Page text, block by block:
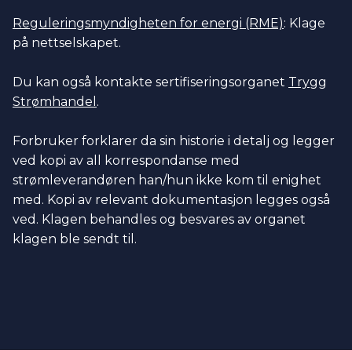
Reguleringsmyndigheten for energi (RME): Klage
på nettselskapet.
Du kan også kontakte sertifiseringsorganet Trygg
Strømhandel .
Forbruker forklarer da sin historie i detalj og legger
ved kopi av all korrespondanse med
strømleverandøren han/hun ikke kom til enighet
med. Kopi av relevant dokumentasjon legges også
ved. Klagen behandles og besvares av organet
klagen ble sendt til.